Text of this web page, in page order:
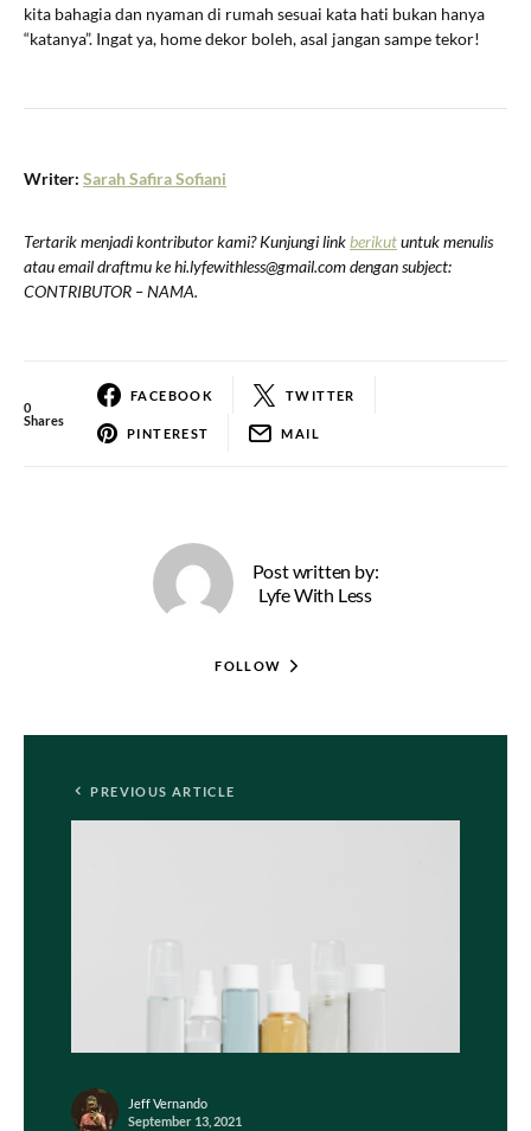
kita bahagia dan nyaman di rumah sesuai kata hati bukan hanya
“katanya”. Ingat ya, home dekor boleh, asal jangan sampe tekor!
Writer: Sarah Safira Sofiani
Tertarik menjadi kontributor kami? Kunjungi linkberikutuntuk menulis
atau email draftmu ke hi.lyfewithless@gmail.com dengan subject:
CONTRIBUTOR – NAMA.
0
Shares
FACEBOOK TWITTER
PINTEREST MAIL
Post written by:
Lyfe With Less
FOLLOW
PREVIOUS ARTICLE
Jeff Vernando
September 13, 2021